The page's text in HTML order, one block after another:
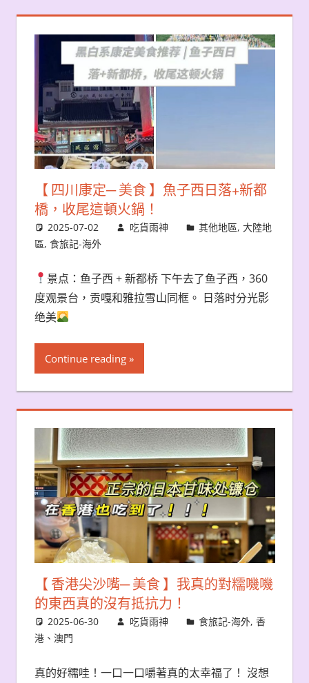
【 四川康定─ 美食 】魚子西日落+新都
橋，收尾這頓火鍋！
2025-07-02 吃貨雨神 其他地區,大陸地
區, 食旅記-海外
景点：鱼子西 + 新都桥 下午去了鱼子西，360
度观景台，贡嘎和雅拉雪山同框。 日落时分光影
绝美
Continue reading
【 香港尖沙嘴─ 美食 】我真的對糯嘰嘰
的東西真的沒有抵抗力！
2025-06-30 吃貨雨神 食旅記-海外,香
港、澳門
真的好糯哇！一口一口嚼著真的太幸福了！ 沒想